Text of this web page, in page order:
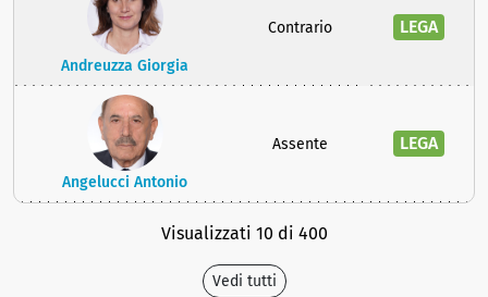
Andreuzza Giorgia
Contrario LEGA
Angelucci Antonio
Assente LEGA
Visualizzati 10 di 400
Vedi tutti